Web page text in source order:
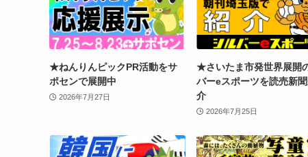
★ねんりんピックPR活動をサ
ポセンで展開中
2026年7月27日
★さいたま市発世界展開
バーeスポーツを読売新
介
2026年7月25日